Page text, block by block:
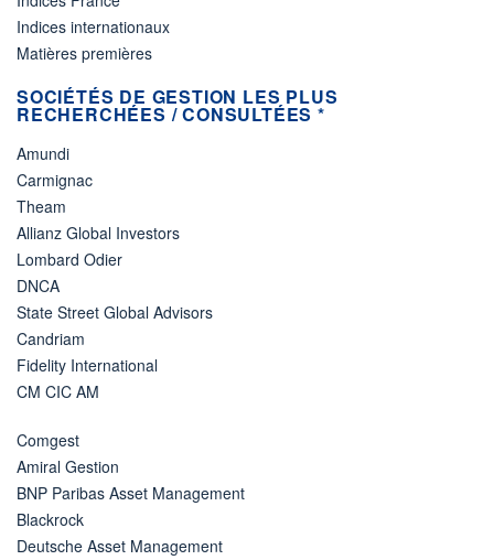
Indices internationaux
Matières premières
SOCIÉTÉS DE GESTION LES PLUS
RECHERCHÉES / CONSULTÉES *
Amundi
Carmignac
Theam
Allianz Global Investors
Lombard Odier
DNCA
State Street Global Advisors
Candriam
Fidelity International
CM CIC AM
Comgest
Amiral Gestion
BNP Paribas Asset Management
Blackrock
Deutsche Asset Management